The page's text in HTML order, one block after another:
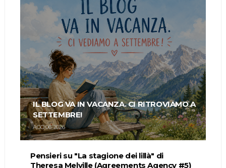
IL BLOG VA IN VACANZA. CI RITROVIAMO A
SETTEMBRE!
AGO 06, 2026
Pensieri su "La stagione dei lillà" di
Theresa Melville (Agreements Agency #5)